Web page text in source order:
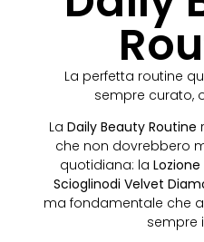
La perfetta routine
sempre curato,
La Daily Beauty Routine
che non dovrebbero
quotidiana: la
Scioglinodi Velvet
ma fondamentale che
sempre